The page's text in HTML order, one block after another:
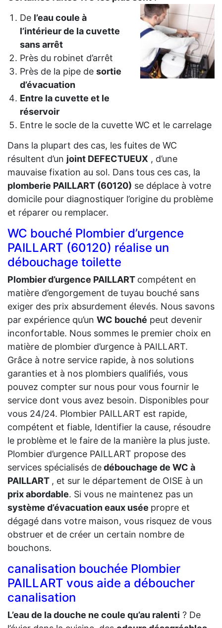
De l’eau coule à
l’intérieur de la cuvette
sans arrêt
Près du robinet d’arrêt
Près de la pipe de sortie
d’évacuation
Entre la cuvette et le
réservoir
Entre le socle de la cuvette WC et le carrelage
Dans la plupart des cas, les fuites de WC
résultent d’un joint DEFECTUEUX , d’une
mauvaise fixation au sol. Dans tous ces cas, la
plomberie PAILLART (60120) se déplace à votre
domicile pour diagnostiquer l’origine du problème
et réparer ou remplacer.
WC bouché Plombier d’urgence
PAILLART (60120) réalise un
débouchage toilette
Plombier d’urgence PAILLART compétent en
matière d’engorgement de tuyau bouché sans
exiger des prix absurdement élevés. Nous savons
par expérience qu’un WC bouché peut devenir
inconfortable. Nous sommes le premier choix en
matière de plombier d’urgence à PAILLART.
Grâce à notre service rapide, à nos solutions
garanties et à nos plombiers qualifiés, vous
pouvez compter sur nous pour vous fournir le
service dont vous avez besoin. Disponibles pour
vous 24/24. Plombier PAILLART est rapide,
compétent et fiable, Identifier la cause, résoudre
le problème et le faire de la manière la plus juste.
Plombier d’urgence PAILLART propose des
services spécialisés dedébouchage de WC à
PAILLART , et sur le département de OISE à un
prix abordable. Si vous ne maintenez pas un
système d’évacuation eaux usée propre et
dégagé dans votre maison, vous risquez de vous
obstruer et de créer un certain nombre de
bouchons.
canalisation bouchée Plombier
PAILLART vous aide a déboucher
canalisation
L’eau de la douche ne coule qu’au ralenti ? De